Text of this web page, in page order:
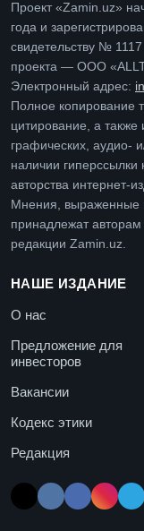
Проект «Zamin.uz»
года и
свидетельству №
проекта — ООО
Электронный адрес:
Полное копирование
цитирование, а также
графических, аудио-
наличии гиперссылки
авторства интернет-
Мнения, выраженные
принадлежат авторам
редакции Zamin.uz.
НАШЕ ИЗДАНИЕ
О нас
Предложение для
инвесторов
Вакансии
Кодекс этики
Редакция